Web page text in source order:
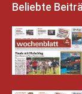
Beliebte